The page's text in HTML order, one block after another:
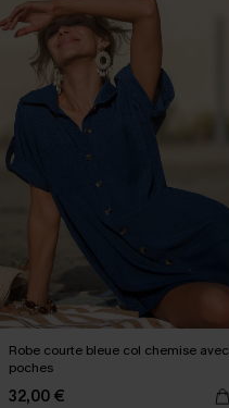
Robe courte bleue col chemise avec
poches
32,00 €